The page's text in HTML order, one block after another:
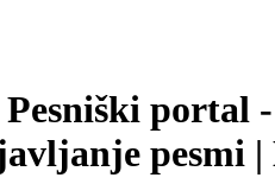
Pesniški portal
pesmi